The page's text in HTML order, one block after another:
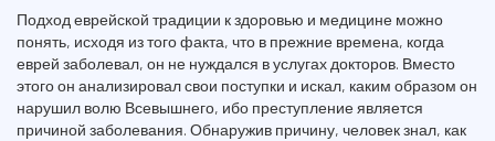
Подход еврейской традиции к здоровью и медицине можно
понять, исходя из того факта, что в прежние времена, когда
еврей заболевал, он не нуждался в услугах докторов. Вместо
этого он анализировал свои поступки и искал, каким образом он
нарушил волю Всевышнего, ибо преступление является
причиной заболевания. Обнаружив причину, человек знал, как